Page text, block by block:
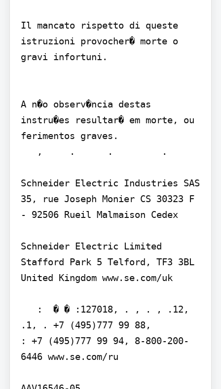
Il mancato rispetto di queste
istruzioni provocher� morte o
gravi infortuni.
A n�o observ�ncia destas
instru�es resultar� em morte, ou
ferimentos graves.
Schneider Electric Industries SAS
35, rue Joseph Monier CS 30323 F
- 92506 Rueil Malmaison Cedex
Schneider Electric Limited
Stafford Park 5 Telford, TF3 3BL
United Kingdom www.se.com/uk
.1, . +7 (495)777 99 88,
: +7 (495)777 99 94, 8-800-200-
6446 www.se.com/ru